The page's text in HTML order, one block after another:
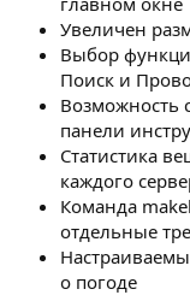
Увеличен
Выбор
Поиск и
Возможность
панели
Статистика
каждого
Команда
отдельные
о погоде